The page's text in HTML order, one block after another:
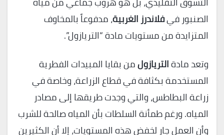
الصنبور فيفلاندرز الغربية، مدفوعاً بالمخاوف
المتزايدة من مستويات مادة “التريازول”.
وتعد مادةالتريازولمن بقايا المبيدات الفطرية
المستخدمة بكثافة في قطاع الزراعة، وخاصة في
زراعة البطاطس، والتي وجدت طريقها إلى مصادر
المياه. ورغم طمأنة السلطات بأن المياه صالحة للشرب
وأن العمل جارٍ لخفض هذه المستويات، إلا أن الكثيرين